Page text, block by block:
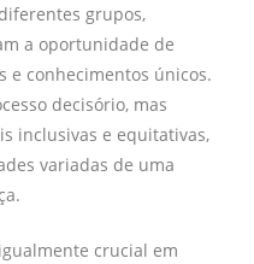
grupos,
a oportunidade de
e conhecimentos únicos.
decisório, mas
inclusivas e equitativas,
variadas de uma
crucial em